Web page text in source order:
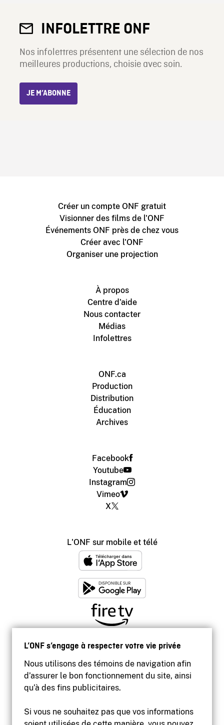
L’ONF s’engage à respecter votre vie privée
Nous utilisons des témoins de navigation afin
d’assurer le bon fonctionnement du site, ainsi
qu’à des fins publicitaires.
Si vous ne souhaitez pas que vos informations
INFOLETTRE ONF
Nos infolettres présentent une sélection de nos
meilleures productions, choisie avec soin.
JE M’ABONNE
Créer un compte ONF gratuit
Visionner des films de l'ONF
Événements ONF près de chez vous
Créer avec l'ONF
Organiser une projection
À propos
Centre d'aide
Nous contacter
Médias
Infolettres
ONF.ca
Production
Distribution
Éducation
Archives
Facebook
Youtube
Instagram
Vimeo
X
L'ONF sur mobile et télé